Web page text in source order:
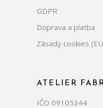
GDPR
Doprava a platba
Zásady cookies
ATELIER
IČO 09105344